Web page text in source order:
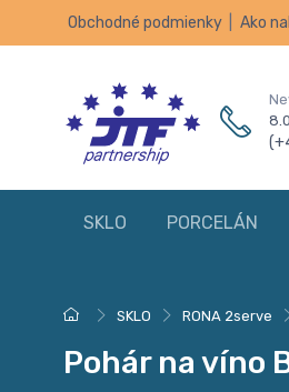
Obchodné podmienky Ako
SKLO PORCELÁN
SKLO RONA 2serve
Pohár na víno